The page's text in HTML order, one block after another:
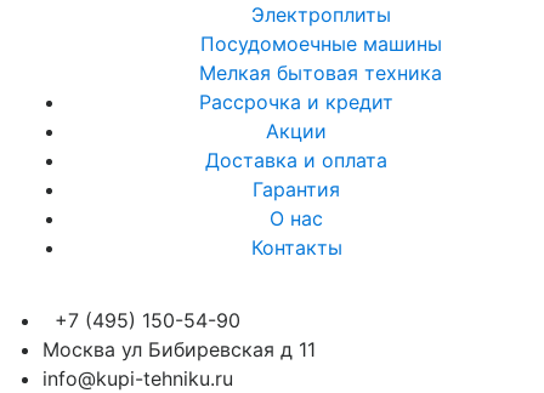
Электроплиты
Посудомоечные машины
Мелкая бытовая техника
Рассрочка и кредит
Акции
Доставка и оплата
Гарантия
О нас
Контакты
+7 (495) 150-54-90
Москва ул Бибиревская д 11
info@kupi-tehniku.ru